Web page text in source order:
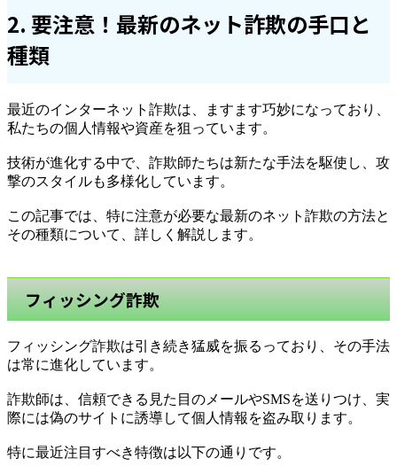
2. 要注意！最新のネット詐欺の手口と
種類
最近のインターネット詐欺は、ますます巧妙になっており、
私たちの個人情報や資産を狙っています。
技術が進化する中で、詐欺師たちは新たな手法を駆使し、攻
撃のスタイルも多様化しています。
この記事では、特に注意が必要な最新のネット詐欺の方法と
その種類について、詳しく解説します。
フィッシング詐欺
フィッシング詐欺は引き続き猛威を振るっており、その手法
は常に進化しています。
詐欺師は、信頼できる見た目のメールやSMSを送りつけ、実
際には偽のサイトに誘導して個人情報を盗み取ります。
特に最近注目すべき特徴は以下の通りです。